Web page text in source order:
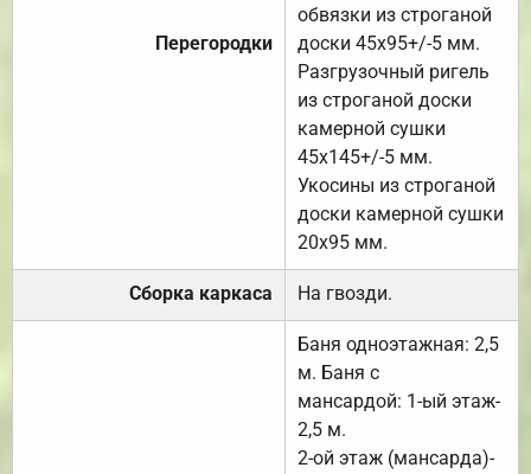
Перегородки
обвязки из строганой
доски 45х95+/-5 мм.
Разгрузочный ригель
из строганой доски
камерной сушки
45х145+/-5 мм.
Укосины из строганой
доски камерной сушки
20х95 мм.
Сборка каркаса На гвозди.
Баня одноэтажная: 2,5
м. Баня с
мансардой: 1-ый этаж-
2,5 м.
2-ой этаж (мансарда)-